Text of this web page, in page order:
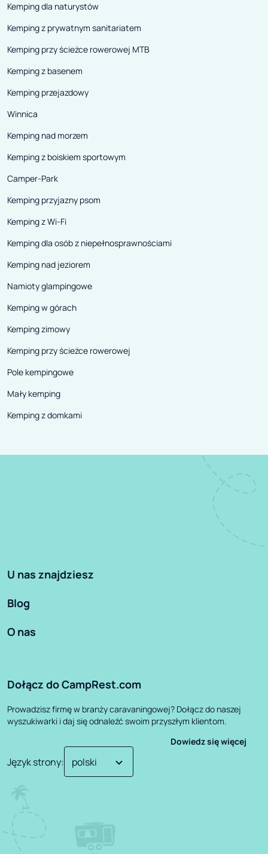
Kemping dla naturystów
Kemping z prywatnym sanitariatem
Kemping przy ścieżce rowerowej MTB
Kemping z basenem
Kemping przejazdowy
Winnica
Kemping nad morzem
Kemping z boiskiem sportowym
Camper-Park
Kemping przyjazny psom
Kemping z Wi-Fi
Kemping dla osób z niepełnosprawnościami
Kemping nad jeziorem
Namioty glampingowe
Kemping w górach
Kemping zimowy
Kemping przy ścieżce rowerowej
Pole kempingowe
Mały kemping
Kemping z domkami
U nas znajdziesz
Blog
O nas
Dołącz do CampRest.com
Prowadzisz firmę w branży caravaningowej? Dołącz do naszej
wyszukiwarki i daj się odnaleźć swoim przyszłym klientom.
Dowiedz się więcej
Język strony: